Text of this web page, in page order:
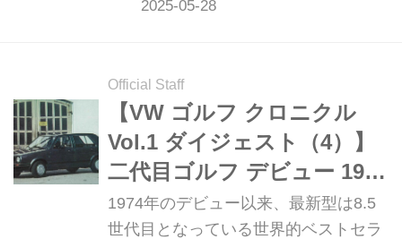
（2025年2月25日発売）から、モータ
事より、その抜粋した内容をお届けし
よう。また三代目ゴルフおよび四代目
ゴルフを取り上げた「VW ゴルフ クロ
ニクル vol.2」（2025年5月28日発売）
も刊行されたので、こちらもよろしく
お願いいたします。
Official Staff
【VW ゴルフ クロニクル
Vol.1 ダイジェスト（4）】
二代目ゴルフ デビュー 1983
年11月号
1974年のデビュー以来、最新型は8.5
世代目となっている世界的ベストセラ